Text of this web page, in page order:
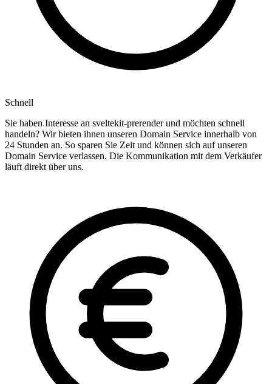
Schnell
Sie haben Interesse an sveltekit-prerender und möchten schnell
handeln? Wir bieten ihnen unseren Domain Service innerhalb von
24 Stunden an. So sparen Sie Zeit und können sich auf unseren
Domain Service verlassen. Die Kommunikation mit dem Verkäufer
läuft direkt über uns.